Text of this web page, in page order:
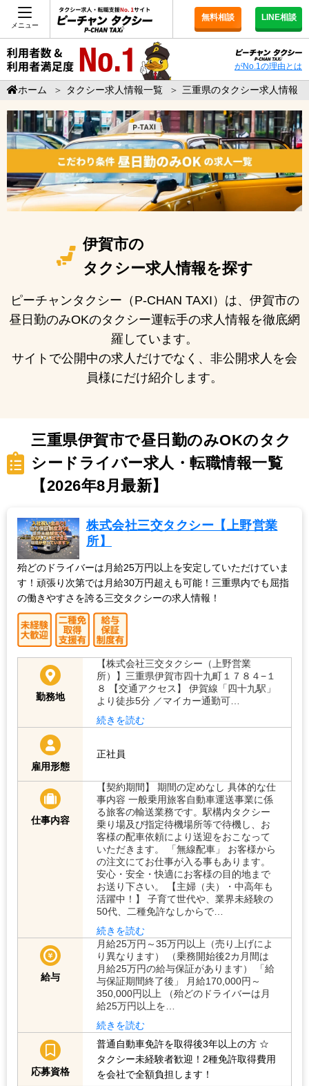
メニュー
無料相談 LINE相談
がNo.1の理由とは
ホーム ＞ タクシー求人情報一覧 ＞ 三重県のタクシー求人情報
伊賀市の
タクシー求人情報を探す
ピーチャンタクシー（P-CHAN TAXI）は、伊賀市の
昼日勤のみOKのタクシー運転手の求人情報を徹底網
羅しています。
サイトで公開中の求人だけでなく、非公開求人を会
員様にだけ紹介します。
三重県伊賀市で昼日勤のみOKのタク
シードライバー求人・転職情報一覧
【2026年8月最新】
株式会社三交タクシー【上野営業
所】
殆どのドライバーは月給25万円以上を安定していただけていま
す！頑張り次第では月給30万円超えも可能！三重県内でも屈指
の働きやすさを誇る三交タクシーの求人情報！
勤務地
【株式会社三交タクシー（上野営業
所）】三重県伊賀市四十九町１７８４−１
８ 【交通アクセス】 伊賀線「四十九駅」
より徒歩5分 ／マイカー通勤可…
続きを読む
雇用形態
正社員
仕事内容
【契約期間】 期間の定めなし 具体的な仕
事内容 一般乗用旅客自動車運送事業に係
る旅客の輸送業務です。駅構内タクシー
乗り場及び指定待機場所等で待機し、お
客様の配車依頼により送迎をおこなって
いただきます。 「無線配車」 お客様から
の注文にてお仕事が入る事もあります。
安心・安全・快適にお客様の目的地まで
お送り下さい。 【主婦（夫）・中高年も
活躍中！】 子育て世代や、業界未経験の
50代、二種免許なしからで…
続きを読む
給与
月給25万円～35万円以上（売り上げによ
り異なります） （乗務開始後2カ月間は
月給25万円の給与保証があります） 「給
与保証期間終了後」 月給170,000円～
350,000円以上 （殆どのドライバーは月
給25万円以上を…
続きを読む
応募資格
普通自動車免許を取得後3年以上の方 ☆
タクシー未経験者歓迎！2種免許取得費用
を会社で全額負担します！